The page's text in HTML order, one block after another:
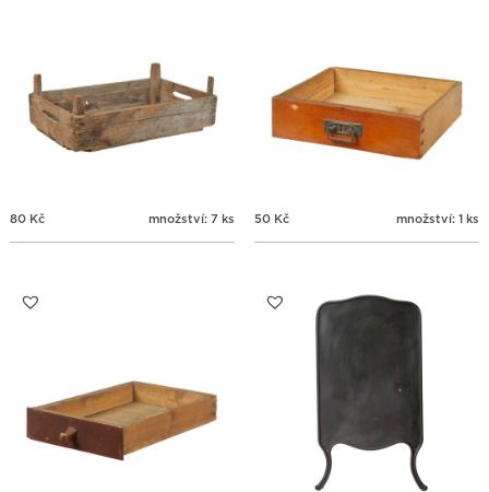
80 Kč množství: 7 ks 50 Kč množství: 1 ks